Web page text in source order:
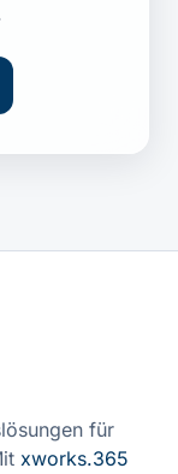
für
xworks.365